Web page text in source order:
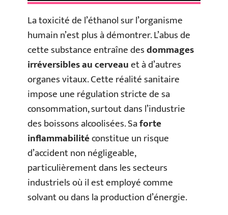
La toxicité de l’éthanol sur l’organisme
humain n’est plus à démontrer. L’abus de
cette substance entraîne desdommages
irréversibles au cerveauet à d’autres
organes vitaux. Cette réalité sanitaire
impose une régulation stricte de sa
consommation, surtout dans l’industrie
des boissons alcoolisées. Saforte
inflammabilitéconstitue un risque
d’accident non négligeable,
particulièrement dans les secteurs
industriels où il est employé comme
solvant ou dans la production d’énergie.